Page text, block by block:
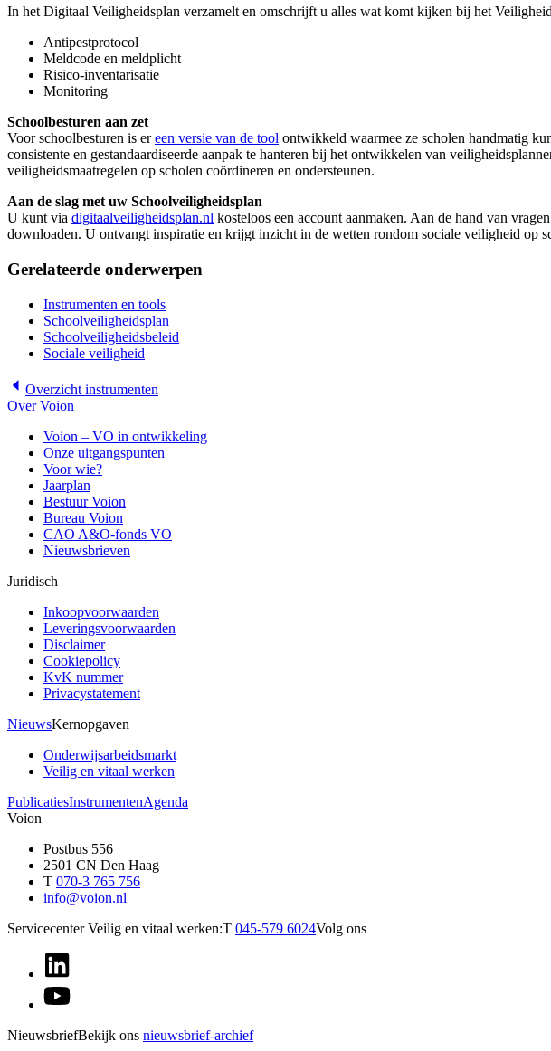
In het Digitaal Veiligheidsplan verzamelt en omschrijft u alles wat komt kijken bij het
Antipestprotocol
Meldcode en meldplicht
Risico-inventarisatie
Monitoring
Schoolbesturen aan zet
Voor schoolbesturen is ereen versie van de tool ontwikkeld waarmee ze scholen handmatig
consistente en gestandaardiseerde aanpak te hanteren bij het ontwikkelen van
veiligheidsmaatregelen op scholen coördineren en ondersteunen.
Aan de slag met uw Schoolveiligheidsplan
U kunt via digitaalveiligheidsplan.nl kosteloos een account aanmaken. Aan de hand van
downloaden. U ontvangt inspiratie en krijgt inzicht in de wetten rondom sociale veiligheid op
Gerelateerde onderwerpen
Instrumenten en tools
Schoolveiligheidsplan
Schoolveiligheidsbeleid
Sociale veiligheid
Overzicht instrumenten
Over Voion
Voion – VO in ontwikkeling
Onze uitgangspunten
Voor wie?
Jaarplan
Bestuur Voion
Bureau Voion
CAO A&O-fonds VO
Nieuwsbrieven
Juridisch
Inkoopvoorwaarden
Leveringsvoorwaarden
Disclaimer
Cookiepolicy
KvK nummer
Privacystatement
NieuwsKernopgaven
Onderwijsarbeidsmarkt
Veilig en vitaal werken
PublicatiesInstrumentenAgenda
Voion
Postbus 556
2501 CN Den Haag
T 070-3 765 756
info@voion.nl
Servicecenter Veilig en vitaal werken:T 045-579 6024Volg ons
NieuwsbriefBekijk ons nieuwsbrief-archief